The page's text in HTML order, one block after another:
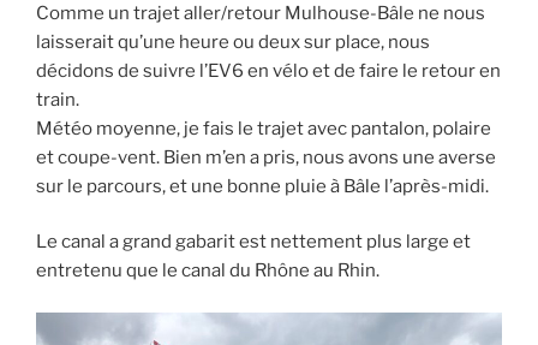
Comme un trajet aller/retour Mulhouse-Bâle ne nous
laisserait qu’une heure ou deux sur place, nous
décidons de suivre l’EV6 en vélo et de faire le retour en
train.
Météo moyenne, je fais le trajet avec pantalon, polaire
et coupe-vent. Bien m’en a pris, nous avons une averse
sur le parcours, et une bonne pluie à Bâle l’après-midi.
Le canal a grand gabarit est nettement plus large et
entretenu que le canal du Rhône au Rhin.